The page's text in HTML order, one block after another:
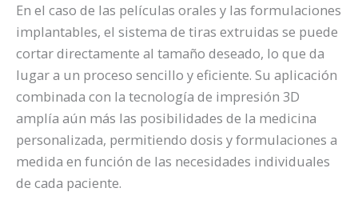
En el caso de las películas orales y las formulaciones
implantables, el sistema de tiras extruidas se puede
cortar directamente al tamaño deseado, lo que da
lugar a un proceso sencillo y eficiente. Su aplicación
combinada con la tecnología de impresión 3D
amplía aún más las posibilidades de la medicina
personalizada, permitiendo dosis y formulaciones a
medida en función de las necesidades individuales
de cada paciente.